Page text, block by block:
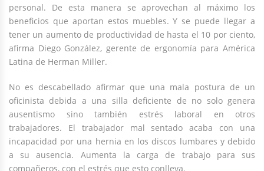
personal. De esta manera se aprovechan al máximo los
beneficios que aportan estos muebles. Y se puede llegar a
tener un aumento de productividad de hasta el 10 por ciento,
afirma Diego González, gerente de ergonomía para América
Latina de Herman Miller.
No es descabellado afirmar que una mala postura de un
oficinista debida a una silla deficiente de no solo genera
ausentismo sino también estrés laboral en otros
trabajadores. El trabajador mal sentado acaba con una
incapacidad por una hernia en los discos lumbares y debido
a su ausencia. Aumenta la carga de trabajo para sus
compañeros, con el estrés que esto conlleva.